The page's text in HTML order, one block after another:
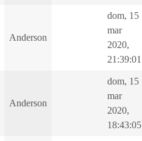
Anderson
dom, 15
mar
2020,
21:39:01
Anderson
dom, 15
mar
2020,
18:43:05